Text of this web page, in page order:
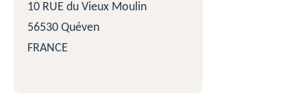
10 RUE du Vieux Moulin
56530 Quéven
FRANCE